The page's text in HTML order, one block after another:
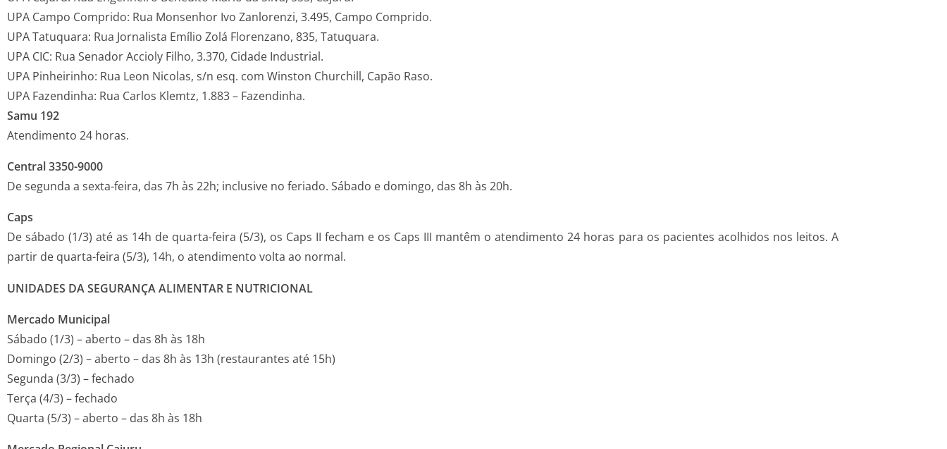
UPA Campo Comprido: Rua Monsenhor Ivo Zanlorenzi, 3.495, Campo Comprido.
UPA Tatuquara: Rua Jornalista Emílio Zolá Florenzano, 835, Tatuquara.
UPA CIC: Rua Senador Accioly Filho, 3.370, Cidade Industrial.
UPA Pinheirinho: Rua Leon Nicolas, s/n esq. com Winston Churchill, Capão Raso.
UPA Fazendinha: Rua Carlos Klemtz, 1.883 – Fazendinha.
Samu 192
Atendimento 24 horas.
Central 3350-9000
De segunda a sexta-feira, das 7h às 22h; inclusive no feriado. Sábado e domingo, das 8h às 20h.
Caps
De sábado (1/3) até as 14h de quarta-feira (5/3), os Caps II fecham e os Caps III mantêm o atendimento 24 horas para os pacientes acolhidos nos leitos. A
partir de quarta-feira (5/3), 14h, o atendimento volta ao normal.
UNIDADES DA SEGURANÇA ALIMENTAR E NUTRICIONAL
Mercado Municipal
Sábado (1/3) – aberto – das 8h às 18h
Domingo (2/3) – aberto – das 8h às 13h (restaurantes até 15h)
Segunda (3/3) – fechado
Terça (4/3) – fechado
Quarta (5/3) – aberto – das 8h às 18h